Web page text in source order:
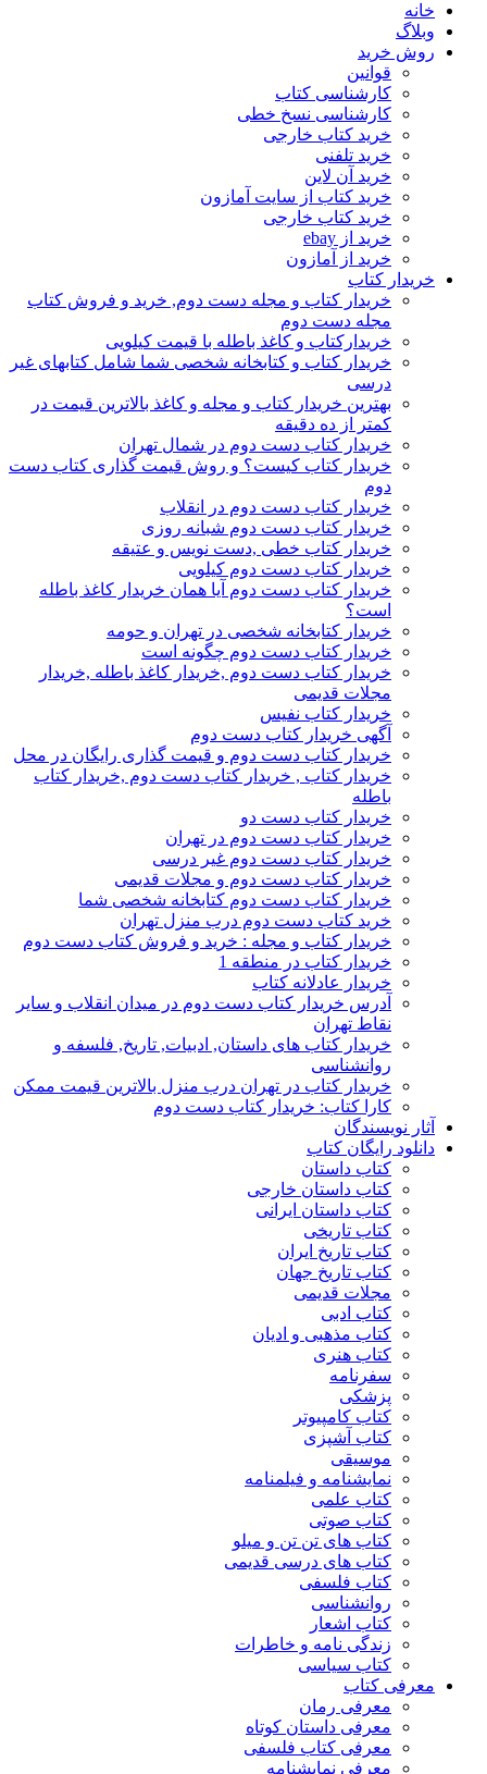
خانه
وبلاگ
روش خرید
قوانین
کارشناسی کتاب
کارشناسی نسخ خطی
خرید کتاب خارجی
خرید تلفنی
خرید آن لاین
خرید کتاب از سایت آمازون
خرید کتاب خارجی
خرید از ebay
خرید از آمازون
خریدار کتاب
خریدار کتاب و مجله دست دوم, خرید و فروش کتاب
مجله دست دوم
خریدارکتاب و کاغذ باطله با قیمت کیلویی
خریدار کتاب و کتابخانه شخصی شما شامل کتابهای غیر
درسی
بهترین خریدار کتاب و مجله و کاغذ بالاترین قیمت در
کمتر از ده دقیقه
خریدار کتاب دست دوم در شمال تهران
خریدار کتاب کیست؟ و روش قیمت گذاری کتاب دست
دوم
خریدار کتاب دست دوم در انقلاب
خریدار کتاب دست دوم شبانه روزی
خریدار کتاب خطی ,دست نویس و عتیقه
خریدار کتاب دست دوم کیلویی
خریدار کتاب دست دوم آیا همان خریدار کاغذ باطله
است؟
خریدار کتابخانه شخصی در تهران و حومه
خریدار کتاب دست دوم چگونه است
خریدار کتاب دست دوم ,خریدار کاغذ باطله ,خریدار
مجلات قدیمی
خریدار کتاب نفیس
آگهی خریدار کتاب دست دوم
خریدار کتاب دست دوم و قیمت گذاری رایگان در محل
خریدار کتاب , خریدار کتاب دست دوم ,خریدار کتاب
باطله
خریدار کتاب دست دو
خریدار کتاب دست دوم در تهران
خریدار کتاب دست دوم غیر درسی
خریدار کتاب دست دوم و مجلات قدیمی
خریدار کتاب دست دوم کتابخانه شخصی شما
خرید کتاب دست دوم درب منزل تهران
خریدار کتاب و مجله : خرید و فروش کتاب دست دوم
خریدار کتاب در منطقه 1
خریدار عادلانه کتاب
آدرس خریدار کتاب دست دوم در میدان انقلاب و سایر
نقاط تهران
خریدار کتاب های داستان, ادبیات, تاریخ, فلسفه و
روانشناسی
خریدار کتاب در تهران درب منزل بالاترین قیمت ممکن
کارا کتاب: خریدار کتاب دست دوم
آثار نویسندگان
دانلود رایگان کتاب
کتاب داستان
کتاب داستان خارجی
کتاب داستان ایرانی
کتاب تاریخی
کتاب تاریخ ایران
کتاب تاریخ جهان
مجلات قدیمی
کتاب ادبی
کتاب مذهبی و ادیان
کتاب هنری
سفرنامه
پزشکی
کتاب کامپیوتر
کتاب آشپزی
موسیقی
نمایشنامه و فیلمنامه
کتاب علمی
کتاب صوتی
کتاب های تن تن و میلو
کتاب های درسی قدیمی
کتاب فلسفی
روانشناسی
کتاب اشعار
زندگی نامه و خاطرات
کتاب سیاسی
معرفی کتاب
معرفی رمان
معرفی داستان کوتاه
معرفی کتاب فلسفی
معرفی نمایشنامه